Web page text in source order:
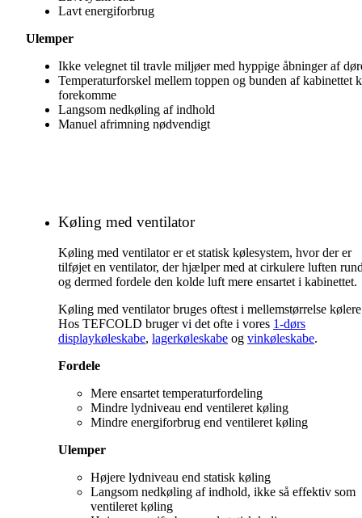
Lavt energiforbrug
Ulemper
Ikke velegnet til travle miljøer med hyppige åbninger af
Temperaturforskel mellem toppen og bunden af kabinettet
forekomme
Langsom nedkøling af indhold
Manuel afrimning nødvendigt
Køling med ventilator
Køling med ventilator er et statisk kølesystem, hvor der er
tilføjet en ventilator, der hjælper med at cirkulere luften
og dermed fordele den kolde luft mere ensartet i kabinettet.
Køling med ventilator bruges oftest i mellemstørrelse
Hos TEFCOLD bruger vi det ofte i vores 1-dørs
displaykøleskabe, lagerkøleskabe og vinkøleskabe.
Fordele
Mere ensartet temperaturfordeling
Mindre lydniveau end ventileret køling
Mindre energiforbrug end ventileret køling
Ulemper
Højere lydniveau end statisk køling
Langsom nedkøling af indhold, ikke så effektiv som
ventileret køling